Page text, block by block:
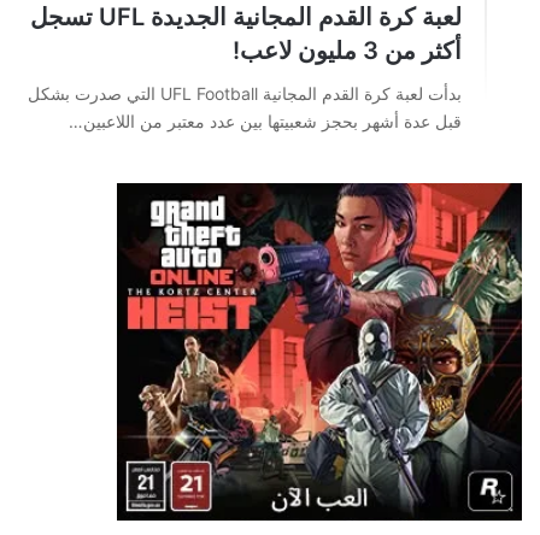
لعبة كرة القدم المجانية الجديدة UFL تسجل
أكثر من 3 مليون لاعب!
بدأت لعبة كرة القدم المجانية UFL Football التي صدرت بشكل
قبل عدة أشهر بحجز شعبيتها بين عدد معتبر من اللاعبين…